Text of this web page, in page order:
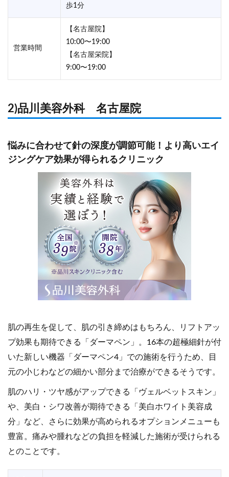
歩1分
営業時間
【名古屋院】
10:00〜19:00
【名古屋栄院】
9:00〜19:00
2)品川美容外科 名古屋院
悩みに合わせて針の深度が調節可能！より高いエイ
ジングケア効果が得られるクリニック
肌の再生を促して、肌の引き締めはもちろん、リフトアッ
プ効果も期待できる「ダーマペン」。16本の超極細針が付
いた新しい機器「ダーマペン4」での施術を行うため、目
元の小じわなどの細かい部分まで治療ができるそうです。
肌のハリ・ツヤ感がアップできる「ヴェルベットスキン」
や、美白・シワ改善が期待できる「美白ホワイト美容成
分」など、さらに効果が高められるオプションメニューも
豊富。痛みや腫れなどの負担を軽減した施術が受けられる
とのことです。